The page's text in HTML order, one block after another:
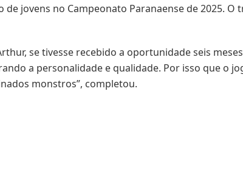
jovens no Campeonato Paranaense de 2025.
se tivesse recebido a oportunidade seis
a personalidade e qualidade. Por isso que o
monstros”, completou.